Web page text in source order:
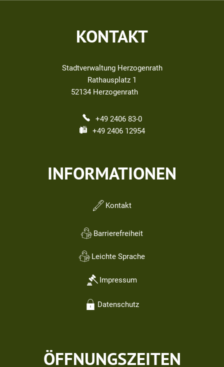
KONTAKT
Stadtverwaltung Herzogenrath
Rathausplatz 1
52134 Herzogenrath
+49 2406 83-0
+49 2406 12954
INFORMATIONEN
Kontakt
Barrierefreiheit
Leichte Sprache
Impressum
Datenschutz
ÖFFNUNGSZEITEN